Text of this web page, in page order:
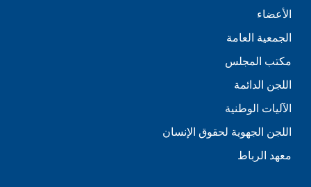
الأعضاء
الجمعية العامة
مكتب المجلس
اللجن الدائمة
الآليات الوطنية
اللجن الجهوية لحقوق الإنسان
معهد الرباط